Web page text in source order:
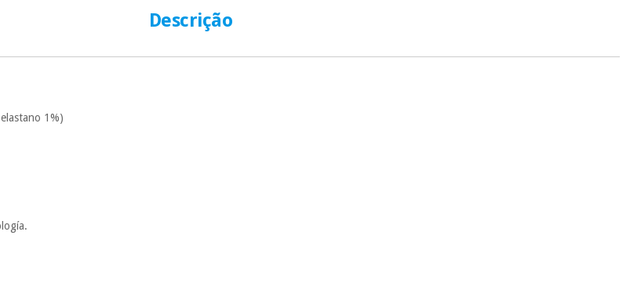
É gratuito para si
prestações serão cobradas no mesmo dia de cada mês.
Descrição
1%)